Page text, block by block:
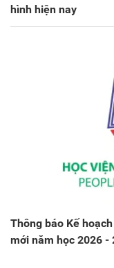
hình hiện nay
Thông báo Kế
mới năm học 2026 -